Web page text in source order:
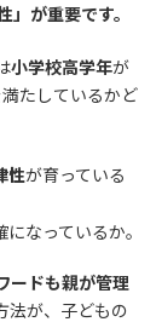
が重要です。
小学校高学年が
たしているかど
性が育っている
なっているか。
ードも親が管理
法が、子どもの